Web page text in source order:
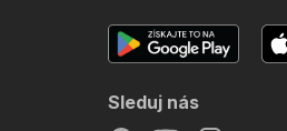
Sleduj nás